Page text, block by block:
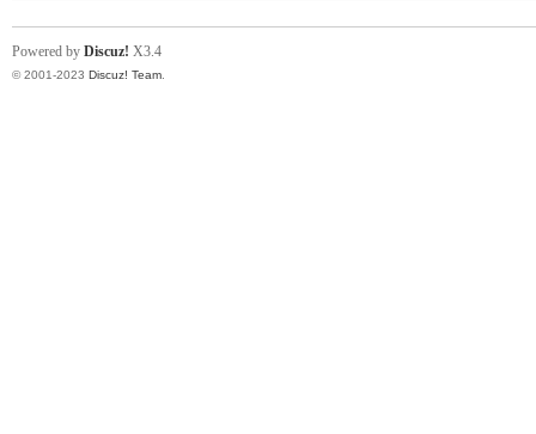
Powered by Discuz! X3.4
© 2001-2023 Discuz! Team